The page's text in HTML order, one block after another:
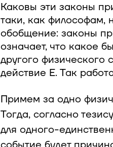
Каковы эти законы
таки, как философам,
обобщение: законы
означает, что какое
другого физического
действие Е. Так
Примем за одно
Тогда, согласно
для одного-